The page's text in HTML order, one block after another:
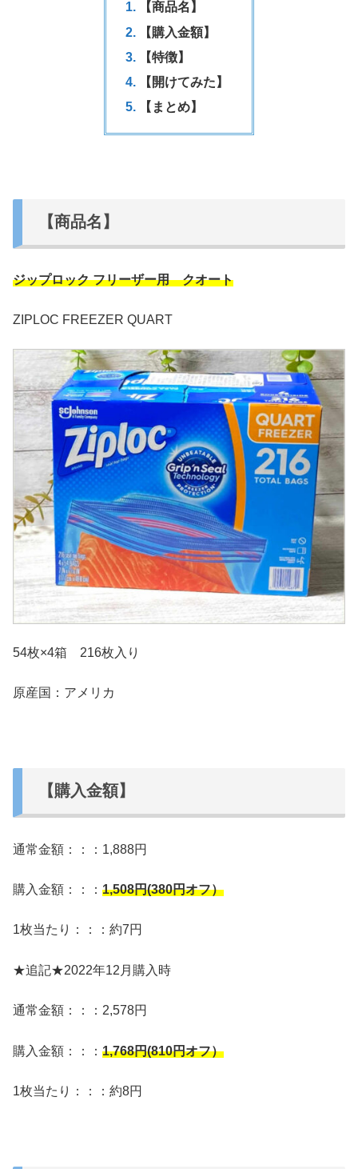
【商品名】
【購入金額】
【特徴】
【開けてみた】
【まとめ】
【商品名】
ジップロック フリーザー用 クオート
ZIPLOC FREEZER QUART
54枚×4箱 216枚入り
原産国：アメリカ
【購入金額】
通常金額：：：1,888円
購入金額：：： 1,508円(380円オフ）
1枚当たり：：：約7円
★追記★2022年12月購入時
通常金額：：：2,578円
購入金額：：： 1,768円(810円オフ）
1枚当たり：：：約8円